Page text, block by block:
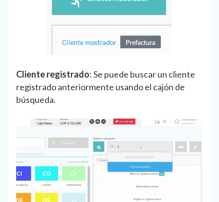
Cliente registrado: Se puede buscar un cliente
registrado anteriormente usando el cajón de
búsqueda.